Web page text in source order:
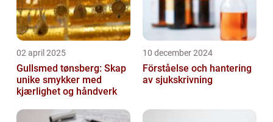
02 april 2025
Gullsmed tønsberg: Skap
unike smykker med
kjærlighet og håndverk
10 december 2024
Förståelse och hantering
av sjukskrivning